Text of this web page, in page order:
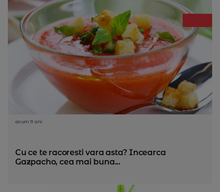
acum 11 ani
Cu ce te racoresti vara asta? Incearca
Gazpacho, cea mai buna...